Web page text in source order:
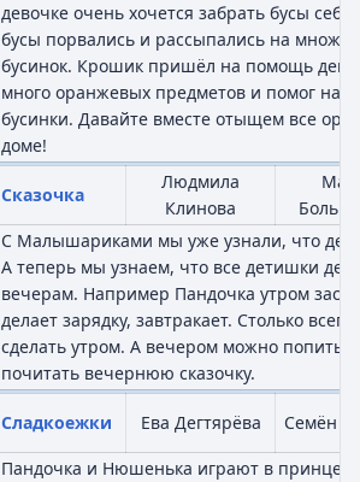
девочке очень хочется забрать бусы
бусы порвались и рассыпались на
бусинок. Крошик пришёл на помощь
много оранжевых предметов и помог
бусинки. Давайте вместе отыщем все
доме!
Сказочка
Людмила
Клинова
С Малышариками мы уже узнали, что
А теперь мы узнаем, что все детишки
вечерам. Например Пандочка утром
делает зарядку, завтракает. Столько
сделать утром. А вечером можно попить
почитать вечернюю сказочку.
Сладкоежки Ева Дегтярёва
Семён
Пандочка и Нюшенька играют в